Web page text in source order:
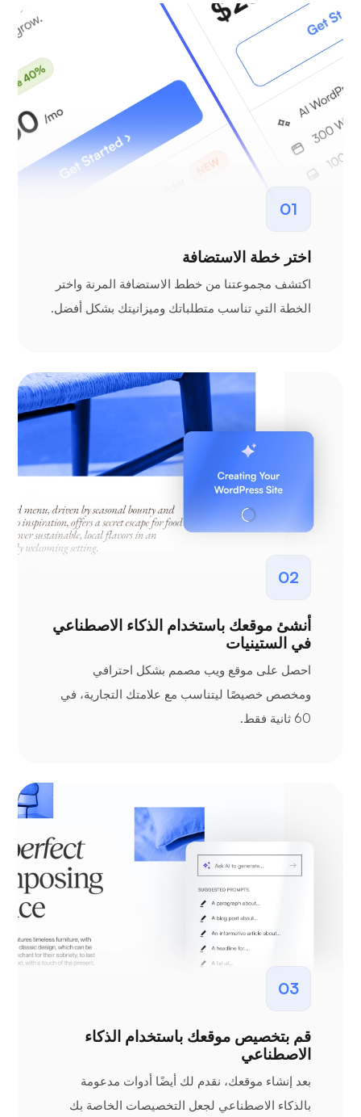
01
اختر خطة الاستضافة
اكتشف مجموعتنا من خطط الاستضافة المرنة واختر
الخطة التي تناسب متطلباتك وميزانيتك بشكل أفضل.
02
أنشئ موقعك باستخدام الذكاء الاصطناعي
في الستينيات
احصل على موقع ويب مصمم بشكل احترافي
ومخصص خصيصًا ليتناسب مع علامتك التجارية، في
60 ثانية فقط.
03
قم بتخصيص موقعك باستخدام الذكاء
الاصطناعي
بعد إنشاء موقعك، نقدم لك أيضًا أدوات مدعومة
بالذكاء الاصطناعي لجعل التخصيصات الخاصة بك